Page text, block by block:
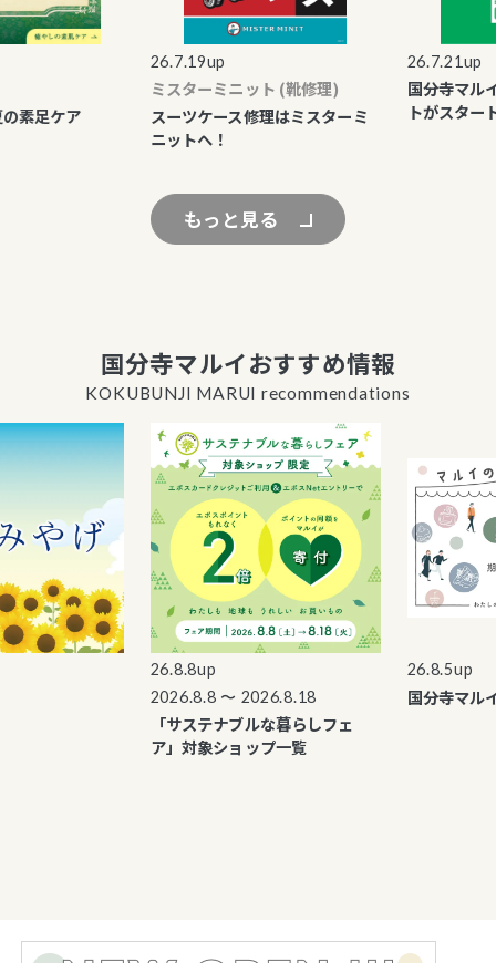
足ケア
26.7.19up
ミスターミニット (靴修理)
スーツケース修理はミスターミ
ニットへ！
26.7.21up
国分寺マル
トがスタート
もっと見る
国分寺マルイおすすめ情報
KOKUBUNJI MARUI recommendations
26.8.8up
2026.8.8 〜 2026.8.18
「サステナブルな暮らしフェ
ア」対象ショップ一覧
26.8.5up
国分寺マルイ